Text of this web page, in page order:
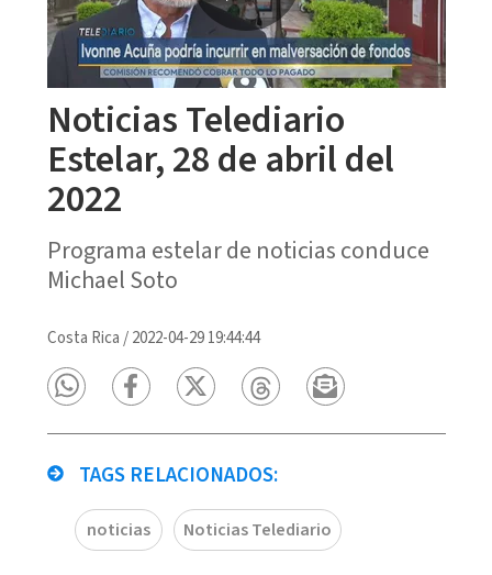
Noticias Telediario
Estelar, 28 de abril del
2022
Programa estelar de noticias conduce
Michael Soto
Costa Rica /2022-04-29 19:44:44
TAGS RELACIONADOS:
noticias Noticias Telediario